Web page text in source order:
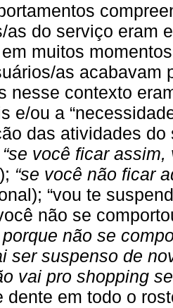
as do serviço eram
muitos
as acabavam
nesse contexto
e/ou a
das atividades
“se você ficar
“se você não ficar
“vou te
não se
não se
ser suspenso de
vai pro shopping
dente em todo o